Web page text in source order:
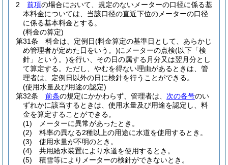
2
前項の場合において、規定のないメーターの口径に係る基
本料金については、当該口径の直近下位のメーターの口径
に係る基本料金とする。
(料金の算定)
第31条
料金は、定例日(料金算定の基準日として、あらかじ
め管理者が定めた日をいう。)にメーターの点検(以下「検
針」という。)を行い、その日の属する月分又は翌月分とし
て算定する。 ただし、やむを得ない理由があるときは、管
理者は、定例日以外の日に検針を行うことができる。
(使用水量及び用途の認定)
第32条
前条の規定にかかわらず、管理者は、 次の各号のい
ずれかに該当するときは、使用水量及び用途を認定し、料
金を算定することができる。
(1)
メーターに異常があったとき。
(2)
料率の異なる2種以上の用途に水道を使用するとき。
(3)
使用水量が不明のとき。
(4)
共用給水装置により水道を使用するとき。
(5)
積雪等によりメーターの検針ができないとき。